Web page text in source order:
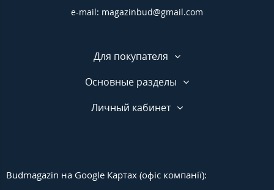
e-mail: magazinbud@gmail.com
Для покупателя
Основные разделы
Личный кабинет
Budmagazin на Google Картах (офіс компанії):